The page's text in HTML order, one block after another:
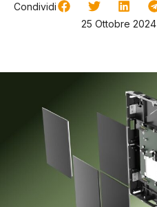
Condividi
25 Ottobre 2024